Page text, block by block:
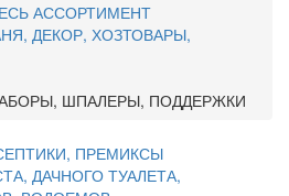
АССОРТИМЕНТ
ДЕКОР, ХОЗТОВАРЫ,
ШПАЛЕРЫ, ПОДДЕРЖКИ
ПРЕМИКСЫ
ДАЧНОГО ТУАЛЕТА,